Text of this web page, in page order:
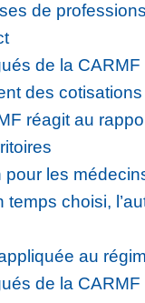
de
de la
des
réagit au
les
choisi,
au
de la